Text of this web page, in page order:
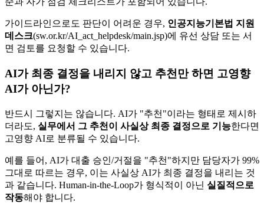
가이드라인으로도 판단이 어려운 경우, 인공지능기본법 지원
데스크(sw.or.kr/AI_act_helpdesk/main.jsp)에 유선 상담 또는 서
면 검토를 요청할 수 있습니다.
AI가 최종 결정을 내리지 않고 추천만 하면 고영향
AI가 아닌가?
반드시 그렇지는 않습니다. AI가 "추천"이라는 형태로 제시하
더라도, 실무에서 그 추천이 사실상 최종 결정으로 기능한다면
고영향 AI로 분류될 수 있습니다.
예를 들어, AI가 대출 승인/거절을 "추천"하지만 담당자가 99%
그대로 따르는 경우, 이는 사실상 AI가 최종 결정을 내리는 것
과 같습니다. Human-in-the-Loop가 형식적이 아닌 실질적으로
작동해야 합니다.